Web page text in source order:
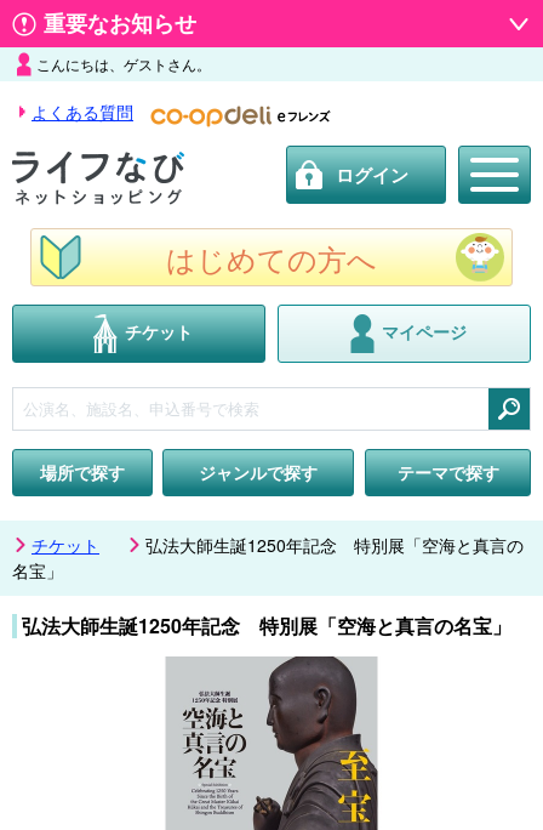
重要なお知らせ
こんにちは、ゲストさん。
よくある質問
ログイン
はじめての方へ
チケット マイページ
場所で探す
ジャンルで探す テーマで探す
チケット
弘法大師生誕1250年記念 特別展「空海と真言の
名宝」
弘法大師生誕1250年記念 特別展「空海と真言の名宝」